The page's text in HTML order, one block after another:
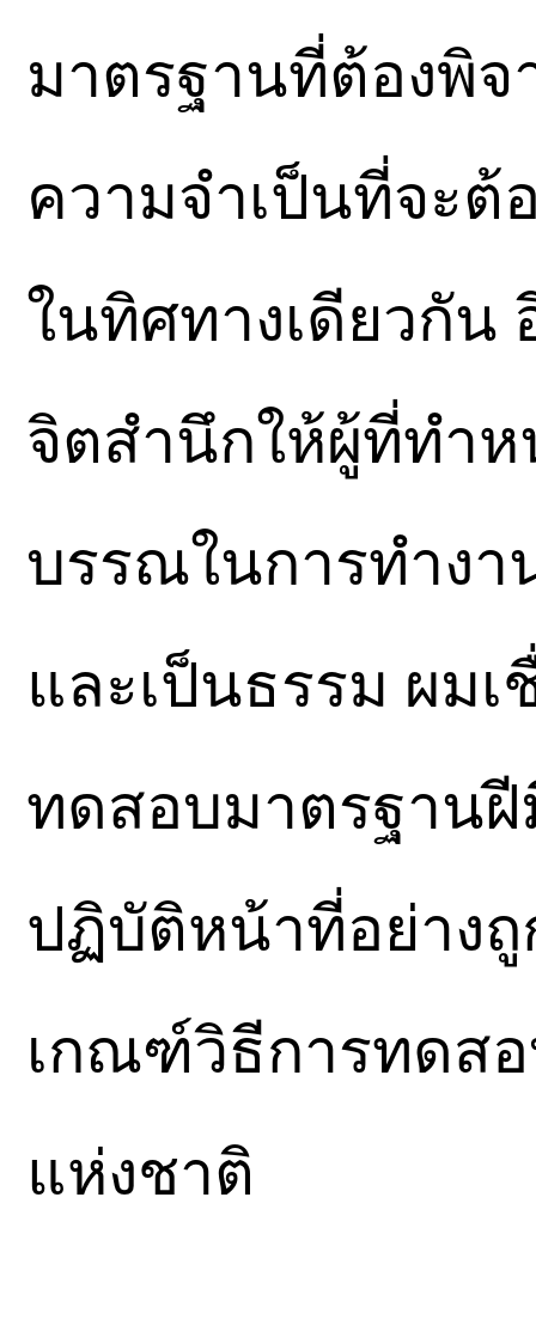
มาตรฐานที่ต้องพิ
ความจำเป็นที่จะต้
ในทิศทางเดียวกัน
จิตสำนึกให้ผู้ที่ทำ
บรรณในการทำงา
และเป็นธรรม ผม
ทดสอบมาตรฐาน
ปฏิบัติหน้าที่อย่างถู
เกณฑ์วิธีการทดส
แห่งชาติ